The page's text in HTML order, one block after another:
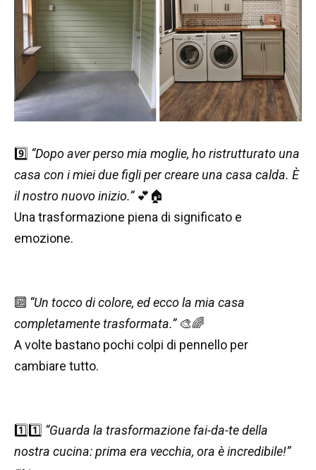
9️⃣ “Dopo aver perso mia moglie, ho ristrutturato una
casa con i miei due figli per creare una casa calda. È
il nostro nuovo inizio.”💕🏠
Una trasformazione piena di significato e
emozione.
🔟 “Un tocco di colore, ed ecco la mia casa
completamente trasformata.”🎨🌈
A volte bastano pochi colpi di pennello per
cambiare tutto.
1️⃣1️⃣ “Guarda la trasformazione fai-da-te della
nostra cucina: prima era vecchia, ora è incredibile!”